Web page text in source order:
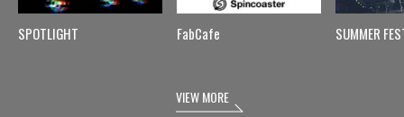
SPOTLIGHT FabCafe SUMMER
VIEW MORE